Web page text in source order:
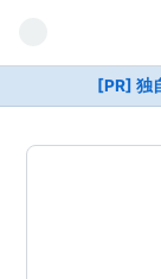
[PR] 独